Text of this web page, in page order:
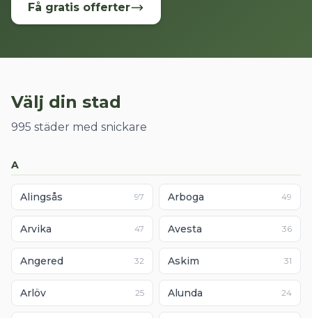
Få gratis offerter
Välj din stad
995 städer med snickare
A
Alingsås 97 Arboga 49
Arvika 47 Avesta 36
Angered 32 Askim 31
Arlöv 25 Alunda 24